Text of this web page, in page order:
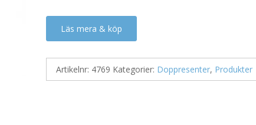
Läs mera & köp
Artikelnr: 4769 Kategorier: Doppresenter, Produkter